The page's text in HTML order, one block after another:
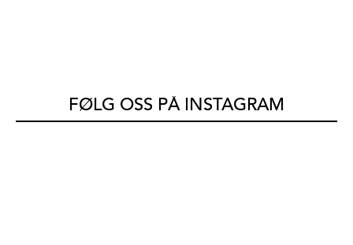
FØLG OSS PÅ INSTAGRAM